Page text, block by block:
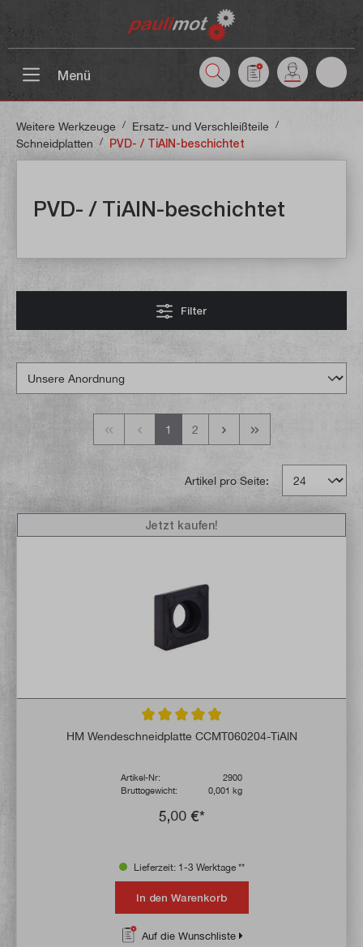
Menü
Weitere Werkzeuge / Ersatz- und Verschleißteile /
Schneidplatten / PVD- / TiAlN-beschichtet
PVD- / TiAlN-beschichtet
Filter
1 2
Artikel pro Seite:
Durchschnittliche Bewertung von 4.9 von
HM Wendeschneidplatte CCMT060204-TiAlN
Artikel-Nr:
2900
Bruttogewicht:
0,001 kg
5,00 €*
Jetzt kaufen!
Lieferzeit: 1-3 Werktage **
In den Warenkorb
Auf die Wunschliste